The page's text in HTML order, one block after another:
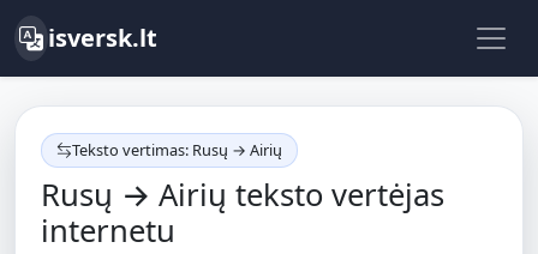
isversk.lt
Teksto vertimas: Rusų → Airių
Rusų → Airių teksto vertėjas
internetu